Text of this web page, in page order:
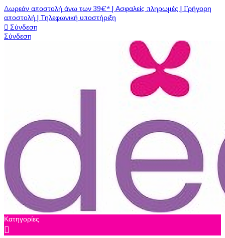
Δωρεάν αποστολή άνω των 39€* | Ασφαλείς πληρωμές | Γρήγορη
αποστολή | Τηλεφωνική υποστήριξη
 Σύνδεση
Σύνδεση
Κατηγορίες
